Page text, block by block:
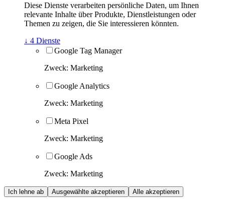
Diese Dienste verarbeiten persönliche Daten, um Ihnen
relevante Inhalte über Produkte, Dienstleistungen oder
Themen zu zeigen, die Sie interessieren könnten.
↓ 4 Dienste
Google Tag Manager
Zweck: Marketing
Google Analytics
Zweck: Marketing
Meta Pixel
Zweck: Marketing
Google Ads
Zweck: Marketing
Ich lehne ab Ausgewählte akzeptieren Alle akzeptieren